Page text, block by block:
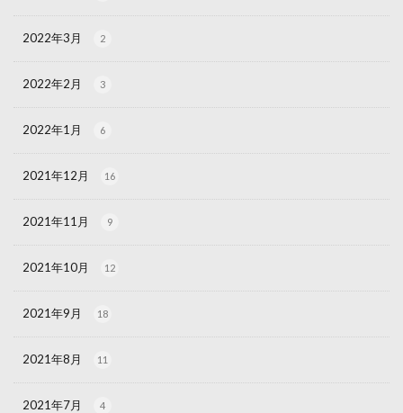
2022年3月 2
2022年2月 3
2022年1月 6
2021年12月 16
2021年11月 9
2021年10月 12
2021年9月 18
2021年8月 11
2021年7月 4